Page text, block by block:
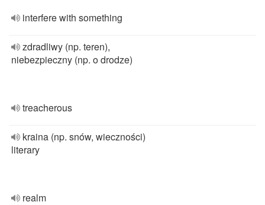
interfere with something
zdradliwy (np. teren),
niebezpieczny (np. o drodze)
treacherous
kraina (np. snów, wieczności)
literary
realm